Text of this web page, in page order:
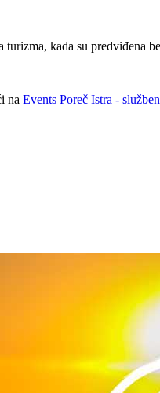
kada su predviđena
na Events Poreč Istra -